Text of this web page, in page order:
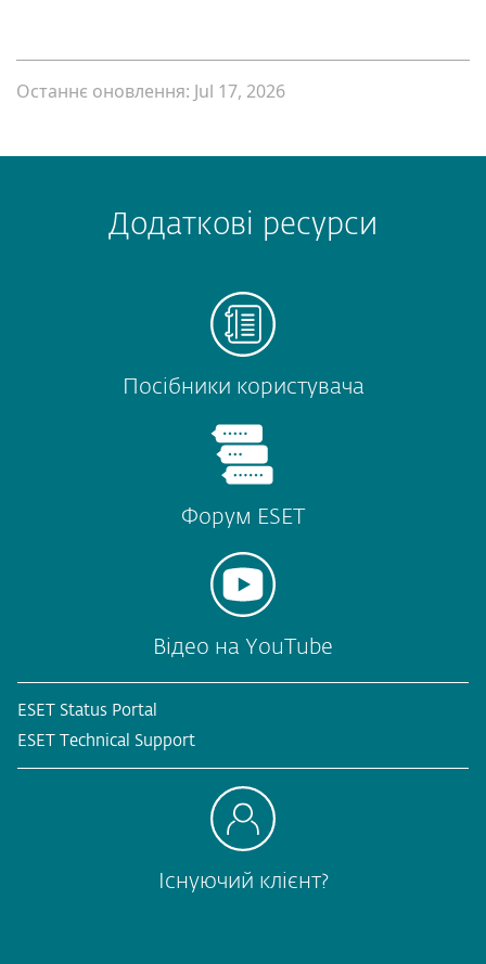
Останнє оновлення: Jul 17, 2026
Додаткові ресурси
Посібники користувача
Форум ESET
Відео на YouTube
ESET Status Portal
ESET Technical Support
Існуючий клієнт?